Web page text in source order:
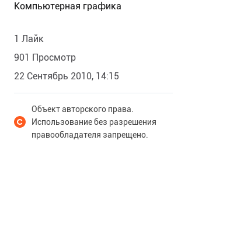
Компьютерная графика
1 Лайк
901 Просмотр
22 Сентябрь 2010, 14:15
Объект авторского права.
Использование без разрешения
правообладателя запрещено.